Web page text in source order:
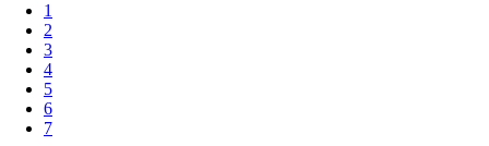
1
2
3
4
5
6
7